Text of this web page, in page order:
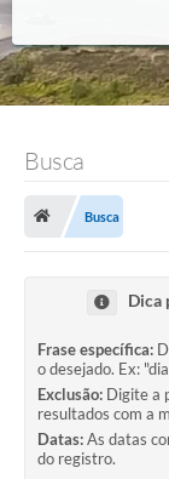
Busca
Busca
Dica
Frase específica:
o desejado. Ex:
Exclusão: Digite a
resultados com a
Datas:As datas
do registro.